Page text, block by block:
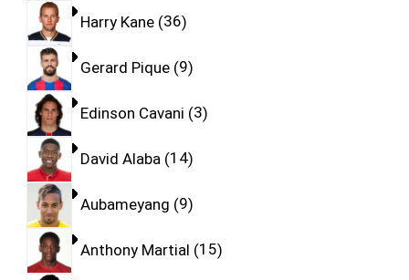
Harry Kane 36
Gerard Pique 9
Edinson Cavani 3
David Alaba 14
Aubameyang 9
Anthony Martial 15